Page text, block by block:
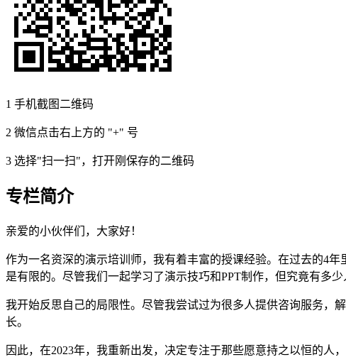
1 手机截图二维码
2 微信点击右上方的 "+" 号
3 选择"扫一扫"，打开刚保存的二维码
专栏简介
亲爱的小伙伴们，大家好！
作为一名资深的演示培训师，我有着丰富的授课经验。在过去的4
是有限的。尽管我们一起学习了演示技巧和PPT制作，但究竟有多
我开始反思自己的局限性。尽管我尝试过为很多人提供咨询服务，
长。
因此，在2023年，我重新出发，决定专注于那些愿意持之以恒的人